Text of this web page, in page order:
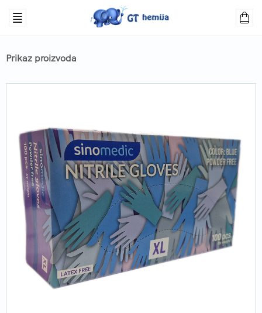
Prikaz proizvoda